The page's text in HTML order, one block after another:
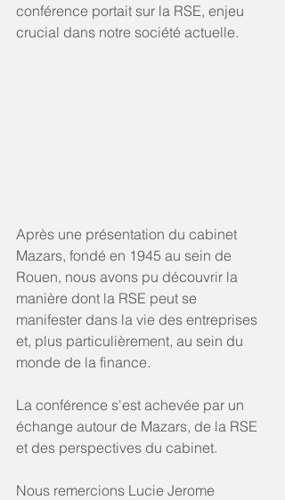
conférence portait sur la RSE, enjeu
crucial dans notre société actuelle.
Après une présentation du cabinet
Mazars, fondé en 1945 au sein de
Rouen, nous avons pu découvrir la
manière dont la RSE peut se
manifester dans la vie des entreprises
et, plus particulièrement, au sein du
monde de la finance.
La conférence s'est achevée par un
échange autour de Mazars, de la RSE
et des perspectives du cabinet.
Nous remercions Lucie Jerome